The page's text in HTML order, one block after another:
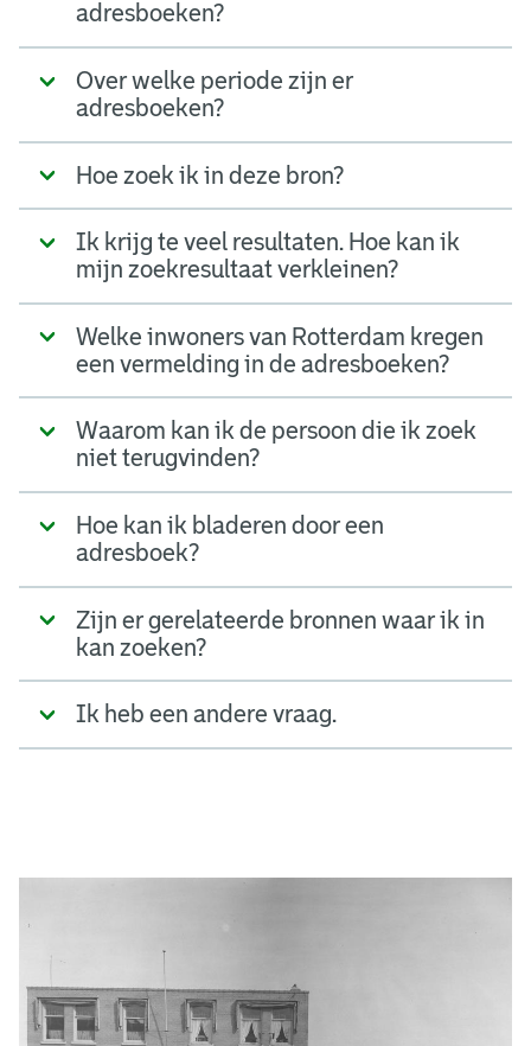
adresboeken?
Over welke periode zijn er
adresboeken?
Hoe zoek ik in deze bron?
Ik krijg te veel resultaten. Hoe kan ik
mijn zoekresultaat verkleinen?
Welke inwoners van Rotterdam kregen
een vermelding in de adresboeken?
Waarom kan ik de persoon die ik zoek
niet terugvinden?
Hoe kan ik bladeren door een
adresboek?
Zijn er gerelateerde bronnen waar ik in
kan zoeken?
Ik heb een andere vraag.
e
s
e
n